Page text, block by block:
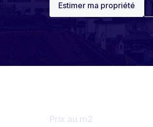
Estimer ma propriété
Prix au m2